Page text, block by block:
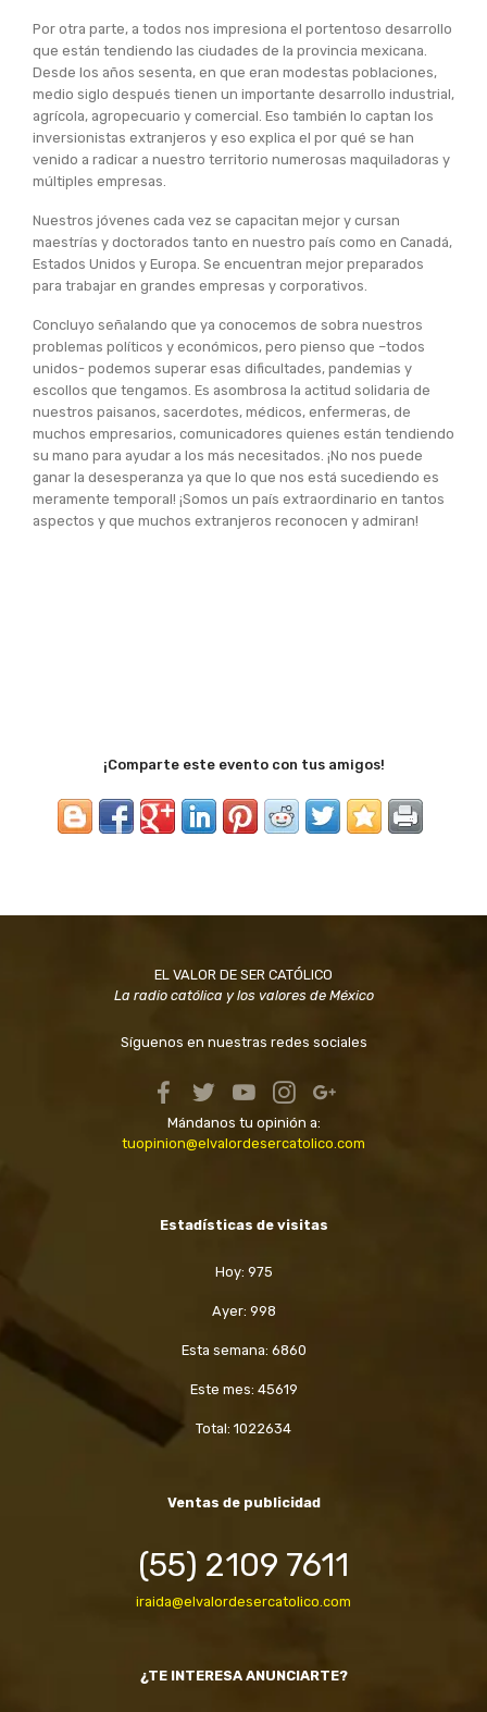
Por otra parte, a todos nos impresiona el portentoso desarrollo
que están tendiendo las ciudades de la provincia mexicana.
Desde los años sesenta, en que eran modestas poblaciones,
medio siglo después tienen un importante desarrollo industrial,
agrícola, agropecuario y comercial. Eso también lo captan los
inversionistas extranjeros y eso explica el por qué se han
venido a radicar a nuestro territorio numerosas maquiladoras y
múltiples empresas.
Nuestros jóvenes cada vez se capacitan mejor y cursan
maestrías y doctorados tanto en nuestro país como en Canadá,
Estados Unidos y Europa. Se encuentran mejor preparados
para trabajar en grandes empresas y corporativos.
Concluyo señalando que ya conocemos de sobra nuestros
problemas políticos y económicos, pero pienso que –todos
unidos- podemos superar esas dificultades, pandemias y
escollos que tengamos. Es asombrosa la actitud solidaria de
nuestros paisanos, sacerdotes, médicos, enfermeras, de
muchos empresarios, comunicadores quienes están tendiendo
su mano para ayudar a los más necesitados. ¡No nos puede
ganar la desesperanza ya que lo que nos está sucediendo es
meramente temporal! ¡Somos un país extraordinario en tantos
aspectos y que muchos extranjeros reconocen y admiran!
¡Comparte este evento con tus amigos!
EL VALOR DE SER CATÓLICO
La radio católica y los valores de México
Síguenos en nuestras redes sociales
Mándanos tu opinión a:
tuopinion@elvalordesercatolico.com
Estadísticas de visitas
Hoy: 975
Ayer: 998
Esta semana: 6860
Este mes: 45619
Total: 1022634
Ventas de publicidad
(55) 2109 7611
iraida@elvalordesercatolico.com
¿TE INTERESA ANUNCIARTE?